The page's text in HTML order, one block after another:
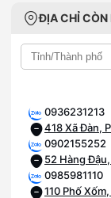
ĐỊA CHỈ CÒN
0936231213
418 Xã Đàn,
0902155252
52 Hàng
0985981110
110 Phố